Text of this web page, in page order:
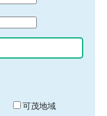
可茂地域